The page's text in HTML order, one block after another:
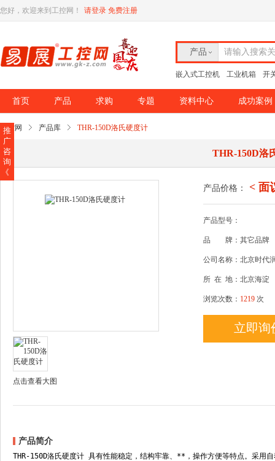
您好，欢迎来到工控网！ 请登录 免费注册
产品 请输入搜索
嵌入式工控机 工业机箱 开
首页 产品 求购 专题 资料中心 成功案例
工控网 产品库 THR-150D洛氏硬度计
THR-150D洛
点击查看大图
产品价格： < 面
产品型号：
品 牌：其它品牌
公司名称：北京时代
所 在 地：北京海淀
浏览次数： 1219 次
立即询
产品简介
THR-150D洛氏硬度计 具有性能稳定，结构牢靠、**，操作方便等特点。采用
推
广
咨
询
《